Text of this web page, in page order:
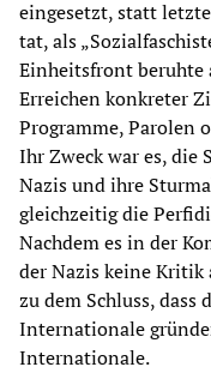
eingesetzt, statt
tat, als
Einheitsfront beruhte
Erreichen konkreter
Programme, Parolen
Ihr Zweck war es, die
Nazis und ihre
gleichzeitig die
Nachdem es in der
der Nazis keine
zu dem Schluss, dass
Internationale
Internationale.